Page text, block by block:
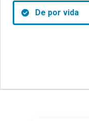
De por vida